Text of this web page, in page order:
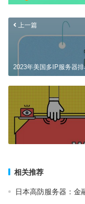
上一篇
2023年美国多IP服务器
相关推荐
日本高防服务器：金